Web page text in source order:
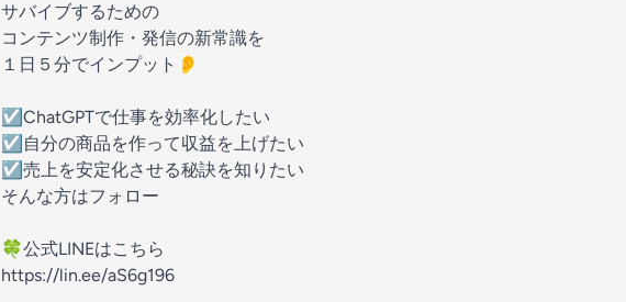
サバイブするための
コンテンツ制作・発信の新常識を
１日５分でインプット👂
☑︎ChatGPTで仕事を効率化したい
☑︎自分の商品を作って収益を上げたい
☑︎売上を安定化させる秘訣を知りたい
そんな方はフォロー
🍀公式LINEはこちら
https://lin.ee/aS6g196